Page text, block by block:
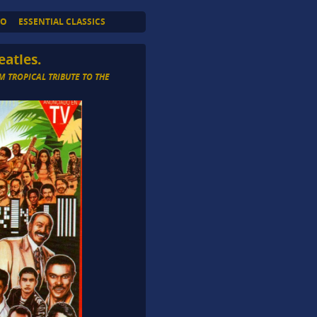
ESSENTIAL CLASSICS
TROPICAL TRIBUTE TO THE